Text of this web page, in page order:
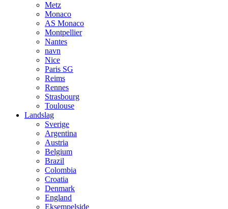
Metz
Monaco
AS Monaco
Montpellier
Nantes
navn
Nice
Paris SG
Reims
Rennes
Strasbourg
Toulouse
Landslag
Sverige
Argentina
Austria
Belgium
Brazil
Colombia
Croatia
Denmark
England
Eksempelside